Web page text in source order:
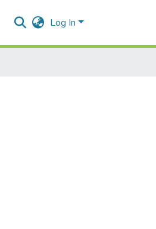
Log In